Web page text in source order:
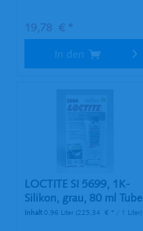
19,78 € *
In den
LOCTITE SI 5699, 1K-
Silikon, grau, 80 ml Tube
Inhalt0.96 Liter (225,34 € * / 1 Liter)